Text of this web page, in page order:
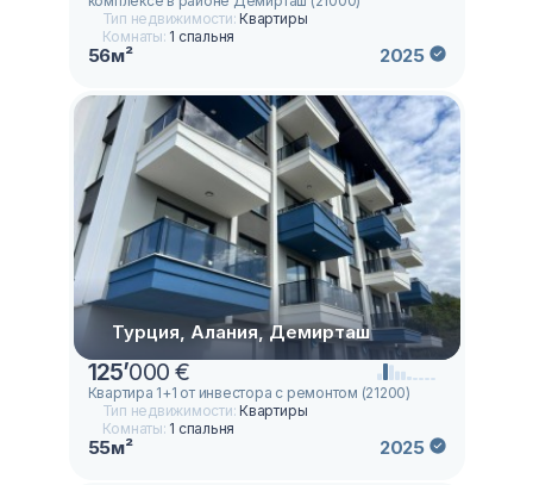
Тип недвижимости:Квартиры
Комнаты: 1 спальня
56м² 2025
Турция, Алания, Демирташ
125’000 €
Квартира 1+1 от инвестора с ремонтом (21200)
Тип недвижимости:Квартиры
Комнаты: 1 спальня
55м² 2025